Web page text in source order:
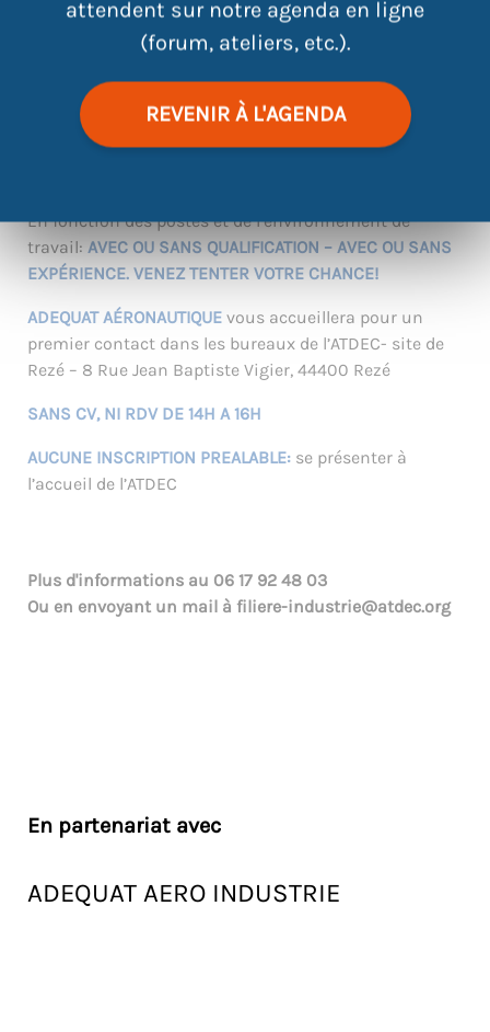
attendent sur notre agenda en ligne
(forum, ateliers, etc.).
REVENIR À L'AGENDA
Opérateur polyvalent, Monteur, Câbleur, Ajusteur,
Chaudronnier, Technicien de maintenance,
Électromécanicien, etc…
Un focus particulier sera fait sur le métier de
MONTEUR AJUSTEURavec des propositions de
En fonction des postes et de l’environnement de
travail: AVEC OU SANS QUALIFICATION – AVEC OU SANS
EXPÉRIENCE. VENEZ TENTER VOTRE CHANCE!
ADEQUAT AÉRONAUTIQUE vous accueillera pour un
premier contact dans les bureaux de l’ATDEC- site de
Rezé – 8 Rue Jean Baptiste Vigier, 44400 Rezé
SANS CV, NI RDV DE 14H A 16H
AUCUNE INSCRIPTION PREALABLE: se présenter à
l’accueil de l’ATDEC
Plus d'informations au 06 17 92 48 03
Ou en envoyant un mail à filiere-industrie@atdec.org
En partenariat avec
ADEQUAT AERO INDUSTRIE